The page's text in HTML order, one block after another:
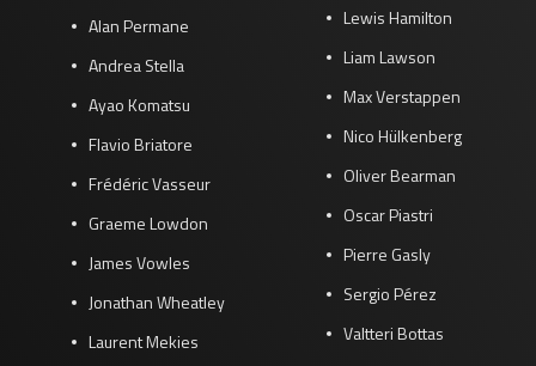
Alan Permane
Andrea Stella
Ayao Komatsu
Flavio Briatore
Frédéric Vasseur
Graeme Lowdon
James Vowles
Jonathan Wheatley
Laurent Mekies
Lewis Hamilton
Liam Lawson
Max Verstappen
Nico Hülkenberg
Oliver Bearman
Oscar Piastri
Pierre Gasly
Sergio Pérez
Valtteri Bottas